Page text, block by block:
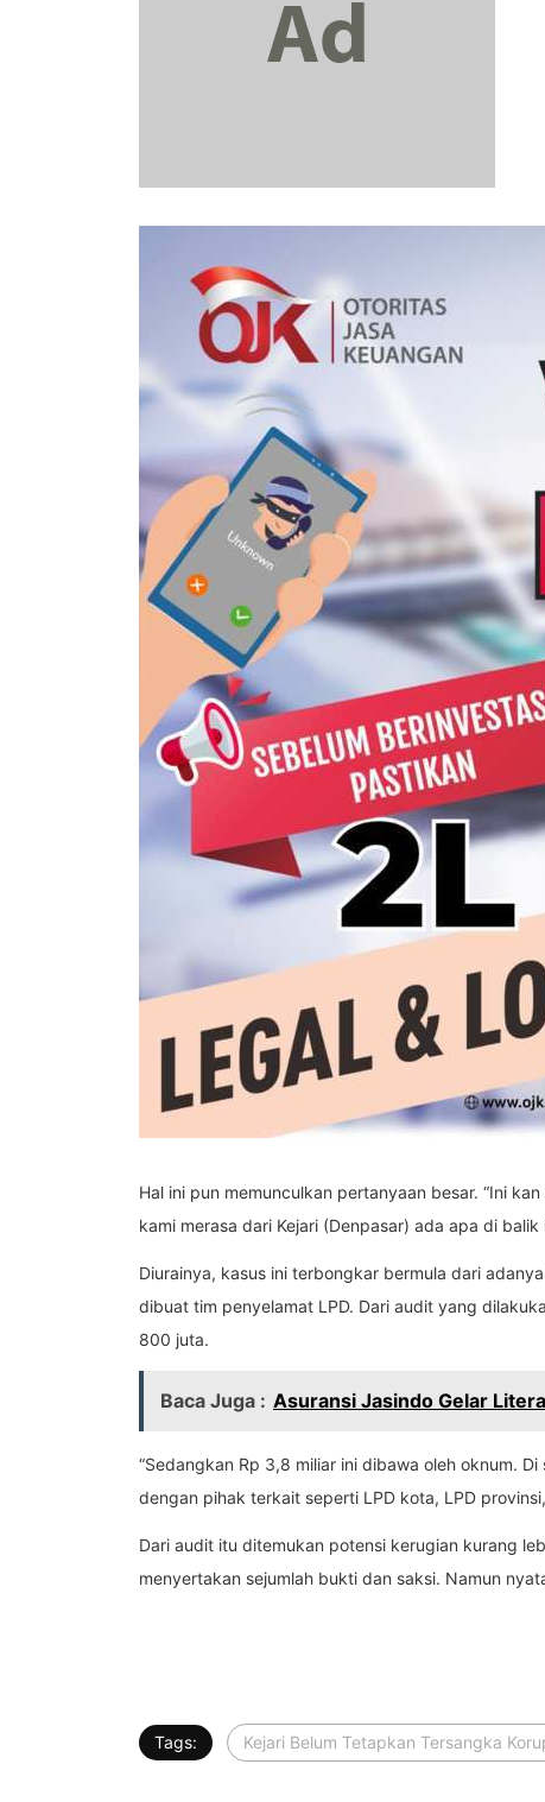
Hal ini pun memunculkan pertanyaan besar. “Ini
kami merasa dari Kejari (Denpasar) ada apa di balik
Diurainya, kasus ini terbongkar bermula dari
dibuat tim penyelamat LPD. Dari audit yang
800 juta.
Baca Juga : Asuransi Jasindo Gelar
“Sedangkan Rp 3,8 miliar ini dibawa oleh oknum.
dengan pihak terkait seperti LPD kota, LPD
Dari audit itu ditemukan potensi kerugian kurang
menyertakan sejumlah bukti dan saksi. Namun
Tags: Kejari Belum Tetapkan Tersangka